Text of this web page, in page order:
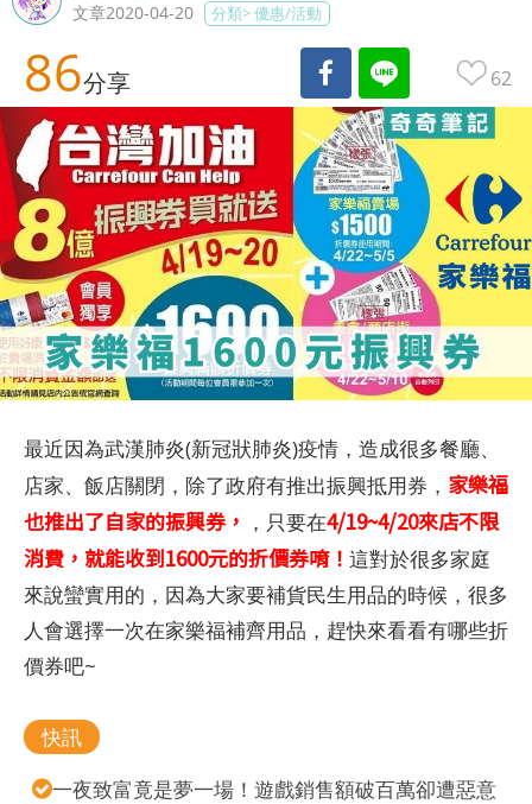
文章2020-04-20
分類>優惠/活動
86分享 62
最近因為武漢肺炎(新冠狀肺炎)疫情，造成很多餐廳、
店家、飯店關閉，除了政府有推出振興抵用券， 家樂福
也推出了自家的振興券， ，只要在4/19~4/20來店不限
消費，就能收到1600元的折價券唷！ 這對於很多家庭
來說蠻實用的，因為大家要補貨民生用品的時候，很多
人會選擇一次在家樂福補齊用品，趕快來看看有哪些折
價券吧~
快訊
一夜致富竟是夢一場！遊戲銷售額破百萬卻遭惡意